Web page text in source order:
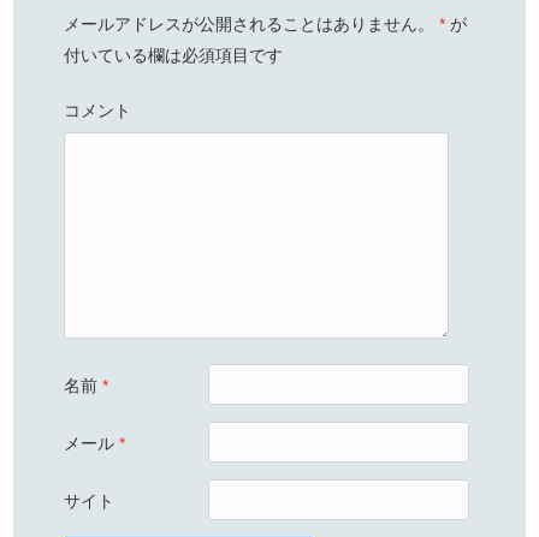
メールアドレスが公開されることはありません。 * が
付いている欄は必須項目です
コメント
名前*
メール*
サイト